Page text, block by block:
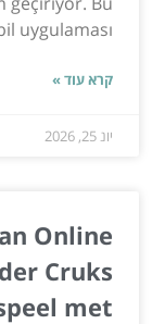
קרא עוד »
יונ 25, 2026
Online
Cruks
met